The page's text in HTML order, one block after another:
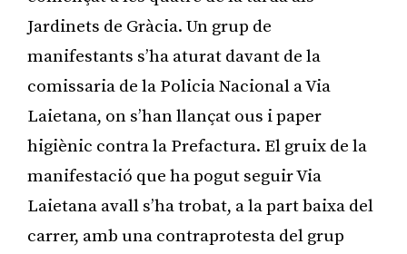
Jardinets de Gràcia. Un grup de
manifestants s’ha aturat davant de la
comissaria de la Policia Nacional a Via
Laietana, on s’han llançat ous i paper
higiènic contra la Prefactura. El gruix de la
manifestació que ha pogut seguir Via
Laietana avall s’ha trobat, a la part baixa del
carrer, amb una contraprotesta del grup